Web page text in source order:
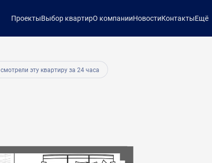
ПроектыВыбор квартирО компанииНовостиКонтактыЕщё
Ипотекаот 26 264 руб.
смотрели эту квартиру за 24 часа